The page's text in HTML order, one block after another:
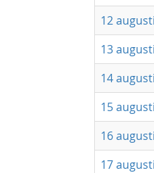
12
13
14
15
16
17